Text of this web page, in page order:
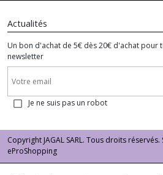
Actualités
Un bon d'achat de 5€ dès 20€ d'achat pour
newsletter
Je ne suis pas un robot
Copyright JAGAL SARL. Tous droits
eProShopping